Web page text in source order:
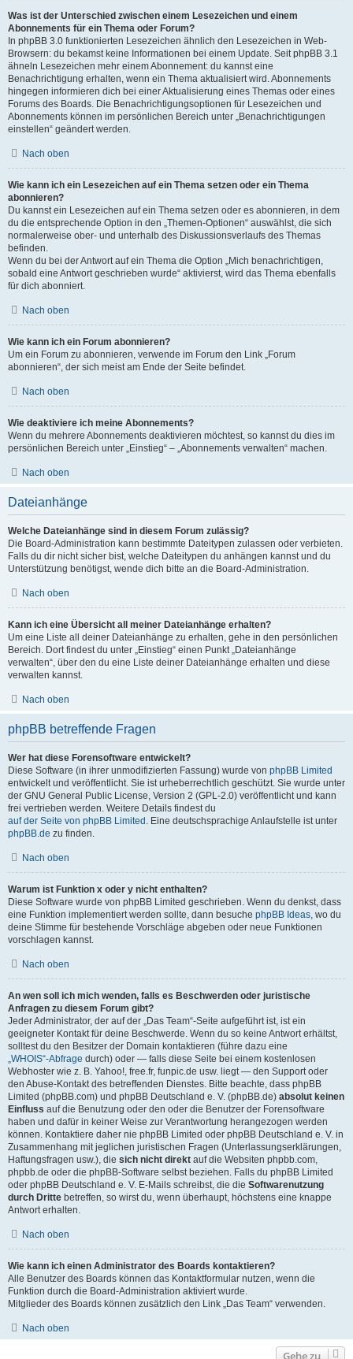
Was ist der Unterschied zwischen einem Lesezeichen und einem
Abonnements für ein Thema oder Forum?
In phpBB 3.0 funktionierten Lesezeichen ähnlich den Lesezeichen in Web-
Browsern: du bekamst keine Informationen bei einem Update. Seit phpBB 3.1
ähneln Lesezeichen mehr einem Abonnement: du kannst eine
Benachrichtigung erhalten, wenn ein Thema aktualisiert wird. Abonnements
hingegen informieren dich bei einer Aktualisierung eines Themas oder eines
Forums des Boards. Die Benachrichtigungsoptionen für Lesezeichen und
Abonnements können im persönlichen Bereich unter „Benachrichtigungen
einstellen“ geändert werden.
Nach oben
Wie kann ich ein Lesezeichen auf ein Thema setzen oder ein Thema
abonnieren?
Du kannst ein Lesezeichen auf ein Thema setzen oder es abonnieren, in dem
du die entsprechende Option in den „Themen-Optionen“ auswählst, die sich
normalerweise ober- und unterhalb des Diskussionsverlaufs des Themas
befinden.
Wenn du bei der Antwort auf ein Thema die Option „Mich benachrichtigen,
sobald eine Antwort geschrieben wurde“ aktivierst, wird das Thema ebenfalls
für dich abonniert.
Nach oben
Wie kann ich ein Forum abonnieren?
Um ein Forum zu abonnieren, verwende im Forum den Link „Forum
abonnieren“, der sich meist am Ende der Seite befindet.
Nach oben
Wie deaktiviere ich meine Abonnements?
Wenn du mehrere Abonnements deaktivieren möchtest, so kannst du dies im
persönlichen Bereich unter „Einstieg“ – „Abonnements verwalten“ machen.
Nach oben
Dateianhänge
Welche Dateianhänge sind in diesem Forum zulässig?
Die Board-Administration kann bestimmte Dateitypen zulassen oder verbieten.
Falls du dir nicht sicher bist, welche Dateitypen du anhängen kannst und du
Unterstützung benötigst, wende dich bitte an die Board-Administration.
Nach oben
Kann ich eine Übersicht all meiner Dateianhänge erhalten?
Um eine Liste all deiner Dateianhänge zu erhalten, gehe in den persönlichen
Bereich. Dort findest du unter „Einstieg“ einen Punkt „Dateianhänge
verwalten“, über den du eine Liste deiner Dateianhänge erhalten und diese
verwalten kannst.
Nach oben
phpBB betreffende Fragen
Wer hat diese Forensoftware entwickelt?
Diese Software (in ihrer unmodifizierten Fassung) wurde von phpBB Limited
entwickelt und veröffentlicht. Sie ist urheberrechtlich geschützt. Sie wurde unter
der GNU General Public License, Version 2 (GPL-2.0) veröffentlicht und kann
frei vertrieben werden. Weitere Details findest du
auf der Seite von phpBB Limited . Eine deutschsprachige Anlaufstelle ist unter
phpBB.de zu finden.
Nach oben
Warum ist Funktion x oder y nicht enthalten?
Diese Software wurde von phpBB Limited geschrieben. Wenn du denkst, dass
eine Funktion implementiert werden sollte, dann besuche phpBB Ideas, wo du
deine Stimme für bestehende Vorschläge abgeben oder neue Funktionen
vorschlagen kannst.
Nach oben
An wen soll ich mich wenden, falls es Beschwerden oder juristische
Anfragen zu diesem Forum gibt?
Jeder Administrator, der auf der „Das Team“-Seite aufgeführt ist, ist ein
geeigneter Kontakt für deine Beschwerde. Wenn du so keine Antwort erhältst,
solltest du den Besitzer der Domain kontaktieren (führe dazu eine
„WHOIS“-Abfrage durch) oder — falls diese Seite bei einem kostenlosen
Webhoster wie z. B. Yahoo!, free.fr, funpic.de usw. liegt — den Support oder
den Abuse-Kontakt des betreffenden Dienstes. Bitte beachte, dass phpBB
Limited (phpBB.com) und phpBB Deutschland e. V. (phpBB.de) absolut keinen
Einfluss auf die Benutzung oder den oder die Benutzer der Forensoftware
haben und dafür in keiner Weise zur Verantwortung herangezogen werden
können. Kontaktiere daher nie phpBB Limited oder phpBB Deutschland e. V. in
Zusammenhang mit jeglichen juristischen Fragen (Unterlassungserklärungen,
Haftungsfragen usw.), die sich nicht direkt auf die Websiten phpbb.com,
phpbb.de oder die phpBB-Software selbst beziehen. Falls du phpBB Limited
oder phpBB Deutschland e. V. E-Mails schreibst, die die Softwarenutzung
durch Dritte betreffen, so wirst du, wenn überhaupt, höchstens eine knappe
Antwort erhalten.
Nach oben
Wie kann ich einen Administrator des Boards kontaktieren?
Alle Benutzer des Boards können das Kontaktformular nutzen, wenn die
Funktion durch die Board-Administration aktiviert wurde.
Mitglieder des Boards können zusätzlich den Link „Das Team“ verwenden.
Nach oben
Gehe zu